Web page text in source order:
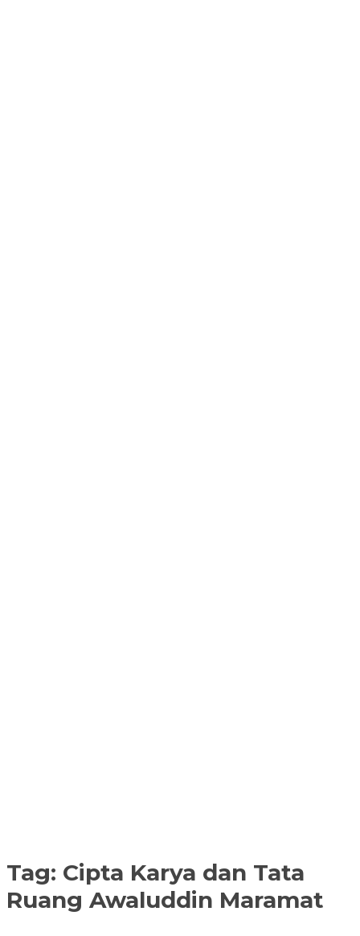
Tag: Cipta Karya dan Tata
Ruang Awaluddin Maramat